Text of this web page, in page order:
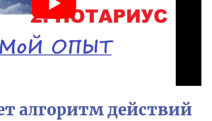
алгоритм действий